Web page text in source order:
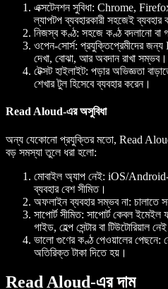
এক্সটেনশন সুবিধা: Chrome,
ল্যাপটপ ব্যবহারকারী সহজেই ব্যবহার
নিজস্ব কণ্ঠ: সহজে কণ্ঠ বদলানো বা
ওপেন-সোর্স: প্রযুক্তিপ্রেমীদের
দেখা, বোঝা, আর অবদান রাখা সম্ভব।
টেক্সট হাইলাইট: পড়ার অভিজ্ঞতা
শেখার টুল হিসেবে ব্যবহার করেন।
Read Aloud-এর অসুবিধা
অন্য যেকোনো প্রযুক্তির মতো, Read
বড় সমস্যা তুলে ধরা হলো:
মোবাইল অ্যাপ নেই: iOS/
ব্যবহার বেশ সীমিত।
অফলাইন ব্যবহার সম্ভব না: চালাতে
সাপোর্ট সীমিত: সাপোর্ট কেবল
গাইড, হেল্প সেন্টার বা টিউটোরিয়াল
ভালো গুণের কণ্ঠ পেওয়ালের পেছনে:
অতিরিক্ত টাকা দিতে হয়।
Read Aloud-এর দাম